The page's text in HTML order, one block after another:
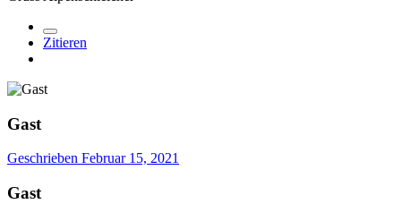
Zitieren
Gast
Geschrieben Februar 15, 2021
Gast